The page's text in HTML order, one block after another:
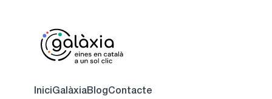
Inici GalàxiaBlog Contacte